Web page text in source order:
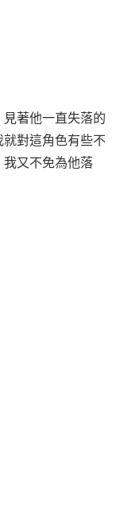
著他一直失落的
對這角色有些不
又不免為他落